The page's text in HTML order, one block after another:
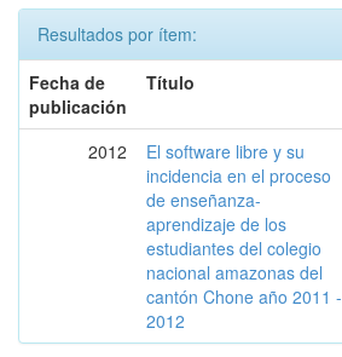
Resultados por ítem:
Fecha de
publicación
Título
2012
El software libre y su
incidencia en el proceso
de enseñanza-
aprendizaje de los
estudiantes del colegio
nacional amazonas del
cantón Chone año 2011 -
2012